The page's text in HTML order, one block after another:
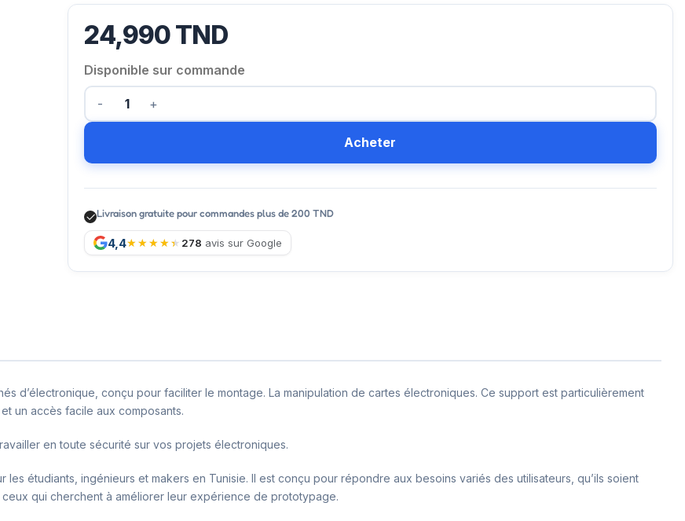
24,990TND
Disponible sur commande
Acheter
Livraison gratuite pour commandes plus de 200 TND
4,4 278 avis sur Google
d’électronique, conçu pour faciliter le montage. La manipulation de cartes électroniques. Ce support est particulièrement
et un accès facile aux composants.
en toute sécurité sur vos projets électroniques.
étudiants, ingénieurs et makers en Tunisie. Il est conçu pour répondre aux besoins variés des utilisateurs, qu’ils soient
qui cherchent à améliorer leur expérience de prototypage.